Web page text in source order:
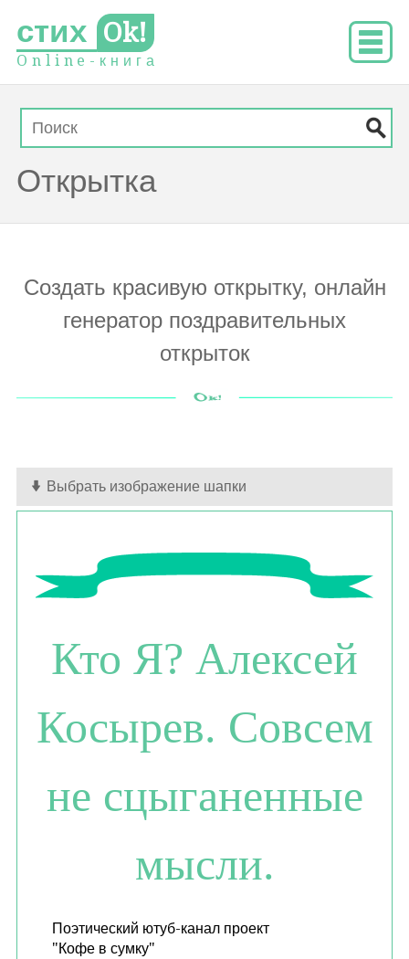
стих Ok!
O n l i n e - к н и г а
Открытка
Создать красивую открытку, онлайн
генератор поздравительных
открыток
Выбрать изображение шапки
Кто Я? Алексей
Косырев. Совсем
не сцыганенные
мысли.
Поэтический ютуб-канал проект
"Кофе в сумку"